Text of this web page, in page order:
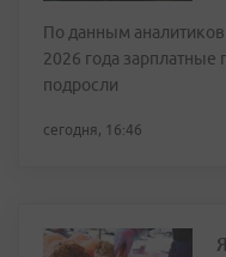
По данным
2026 года
подросли
сегодня, 16:46